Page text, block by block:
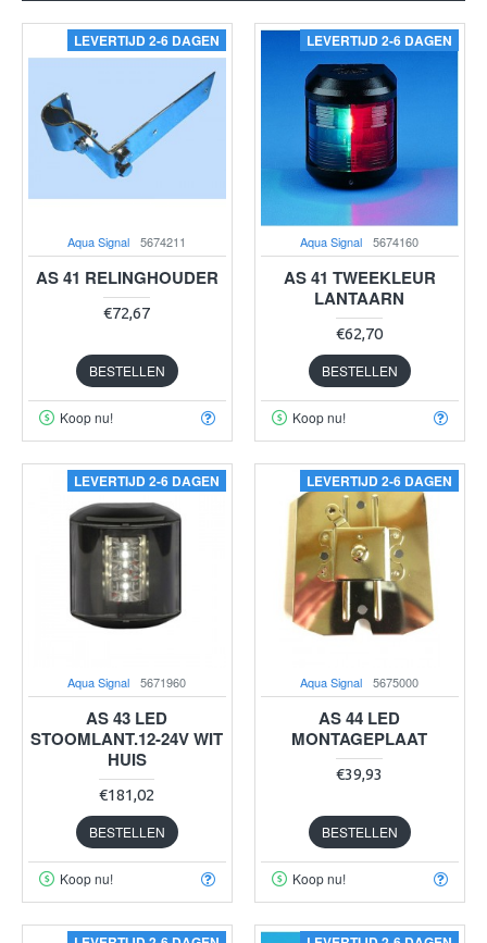
LEVERTIJD 2-6 DAGEN
Aqua Signal 5674211
AS 41 RELINGHOUDER
€72,67
BESTELLEN
Koop nu!
LEVERTIJD 2-6 DAGEN
Aqua Signal 5674160
AS 41 TWEEKLEUR
LANTAARN
€62,70
BESTELLEN
Koop nu!
LEVERTIJD 2-6 DAGEN
Aqua Signal 5671960
AS 43 LED
STOOMLANT.12-24V WIT
HUIS
€181,02
BESTELLEN
Koop nu!
LEVERTIJD 2-6 DAGEN
Aqua Signal 5675000
AS 44 LED
MONTAGEPLAAT
€39,93
BESTELLEN
Koop nu!